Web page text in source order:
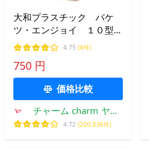
大和プラスチック バケ
ツ・エンジョイ １０型
サンドブラウン 水差し
水替え
4.75 (4件)
750 円
価格比較
チャーム charm ヤフ
ー店
4.72 (200,836件)